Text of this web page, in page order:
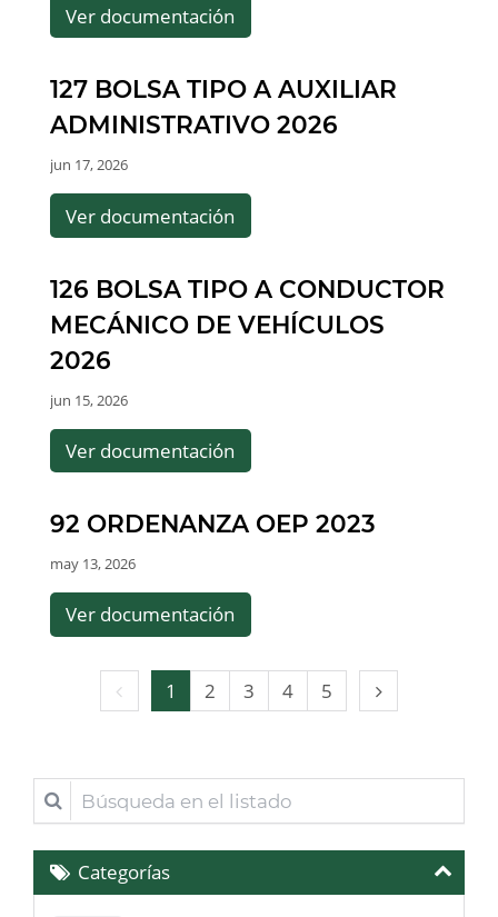
Ver documentación
127 BOLSA TIPO A AUXILIAR
ADMINISTRATIVO 2026
jun 17, 2026
Ver documentación
126 BOLSA TIPO A CONDUCTOR
MECÁNICO DE VEHÍCULOS
2026
jun 15, 2026
Ver documentación
92 ORDENANZA OEP 2023
may 13, 2026
Ver documentación
Página
anterior
1 2 3 4 5
Página
siguiente
Búsqueda
en
el
listadoCategorías